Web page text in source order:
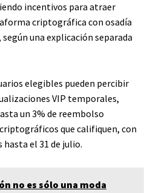
incentivos para atraer
criptográfica con osadía
según una explicación separada
elegibles pueden percibir
VIP temporales,
un 3% de reembolso
que califiquen, con
el 31 de julio.
no es sólo una moda